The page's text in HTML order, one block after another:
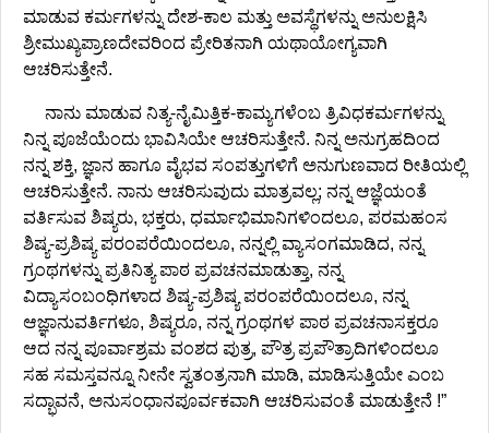
ಮಾಡುವ ಕರ್ಮಗಳನ್ನು ದೇಶ-ಕಾಲ ಮತ್ತು ಅವಸ್ಥೆಗಳನ್ನು ಅನುಲಕ್ಷಿಸಿ
ಶ್ರೀಮುಖ್ಯಪ್ರಾಣದೇವರಿಂದ ಪ್ರೇರಿತನಾಗಿ ಯಥಾಯೋಗ್ಯವಾಗಿ
ಆಚರಿಸುತ್ತೇನೆ.
ನಾನು ಮಾಡುವ ನಿತ್ಯ-ನೈಮಿತ್ತಿಕ-ಕಾಮ್ಯಗಳೆಂಬ ತ್ರಿವಿಧಕರ್ಮಗಳನ್ನು
ನಿನ್ನ ಪೂಜೆಯೆಂದು ಭಾವಿಸಿಯೇ ಆಚರಿಸುತ್ತೇನೆ. ನಿನ್ನ ಅನುಗ್ರಹದಿಂದ
ನನ್ನ ಶಕ್ತಿ, ಜ್ಞಾನ ಹಾಗೂ ವೈಭವ ಸಂಪತ್ತುಗಳಿಗೆ ಅನುಗುಣವಾದ ರೀತಿಯಲ್ಲಿ
ಆಚರಿಸುತ್ತೇನೆ. ನಾನು ಆಚರಿಸುವುದು ಮಾತ್ರವಲ್ಲ; ನನ್ನ ಆಜ್ಞೆಯಂತೆ
ವರ್ತಿಸುವ ಶಿಷ್ಯರು, ಭಕ್ತರು, ಧರ್ಮಾಭಿಮಾನಿಗಳಿಂದಲೂ, ಪರಮಹಂಸ
ಶಿಷ್ಯ-ಪ್ರಶಿಷ್ಯ ಪರಂಪರೆಯಿಂದಲೂ, ನನ್ನಲ್ಲಿ ವ್ಯಾಸಂಗಮಾಡಿದ, ನನ್ನ
ಗ್ರಂಥಗಳನ್ನು ಪ್ರತಿನಿತ್ಯ ಪಾಠ ಪ್ರವಚನಮಾಡುತ್ತಾ, ನನ್ನ
ವಿದ್ಯಾಸಂಬಂಧಿಗಳಾದ ಶಿಷ್ಯ-ಪ್ರಶಿಷ್ಯ ಪರಂಪರೆಯಿಂದಲೂ, ನನ್ನ
ಆಜ್ಞಾನುವರ್ತಿಗಳೂ, ಶಿಷ್ಯರೂ, ನನ್ನ ಗ್ರಂಥಗಳ ಪಾಠ ಪ್ರವಚನಾಸಕ್ತರೂ
ಆದ ನನ್ನ ಪೂರ್ವಾಶ್ರಮ ವಂಶದ ಪುತ್ರ, ಪೌತ್ರ ಪ್ರಪೌತ್ರಾದಿಗಳಿಂದಲೂ
ಸಹ ಸಮಸ್ತವನ್ನೂ ನೀನೇ ಸ್ವತಂತ್ರನಾಗಿ ಮಾಡಿ, ಮಾಡಿಸುತ್ತಿಯೇ ಎಂಬ
ಸದ್ಭಾವನೆ, ಅನುಸಂಧಾನಪೂರ್ವಕವಾಗಿ ಆಚರಿಸುವಂತೆ ಮಾಡುತ್ತೇನೆ !”